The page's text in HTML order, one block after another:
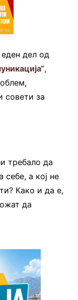
дел од
,
совети за
требало да
себе, а кој не
Како и да е,
да